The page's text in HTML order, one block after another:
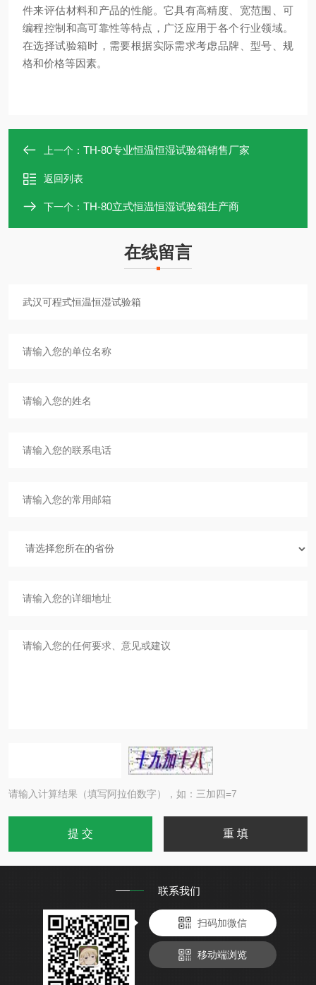
件来评估材料和产品的性能。它具有高精度、宽范围、可
编程控制和高可靠性等特点，广泛应用于各个行业领域。
在选择试验箱时，需要根据实际需求考虑品牌、型号、规
格和价格等因素。
上一个： TH-80专业恒温恒湿试验箱销售厂家
返回列表
下一个： TH-80立式恒温恒湿试验箱生产商
在线留言
请输入计算结果（填写阿拉伯数字），如：三加四=7
联系我们
扫码加微信
移动端浏览